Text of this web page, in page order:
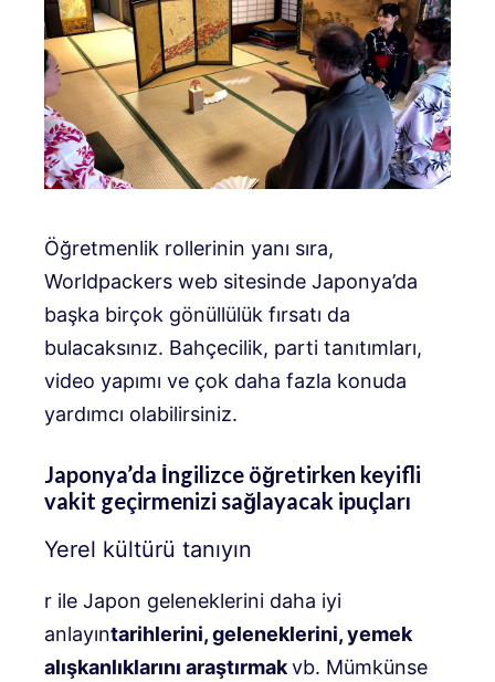
Öğretmenlik rollerinin yanı sıra,
Worldpackers web sitesinde Japonya’da
başka birçok gönüllülük fırsatı da
bulacaksınız. Bahçecilik, parti tanıtımları,
video yapımı ve çok daha fazla konuda
yardımcı olabilirsiniz.
Japonya’da İngilizce öğretirken keyifli
vakit geçirmenizi sağlayacak ipuçları
Yerel kültürü tanıyın
r ile Japon geleneklerini daha iyi
anlayıntarihlerini, geleneklerini, yemek
alışkanlıklarını araştırmakvb. Mümkünse